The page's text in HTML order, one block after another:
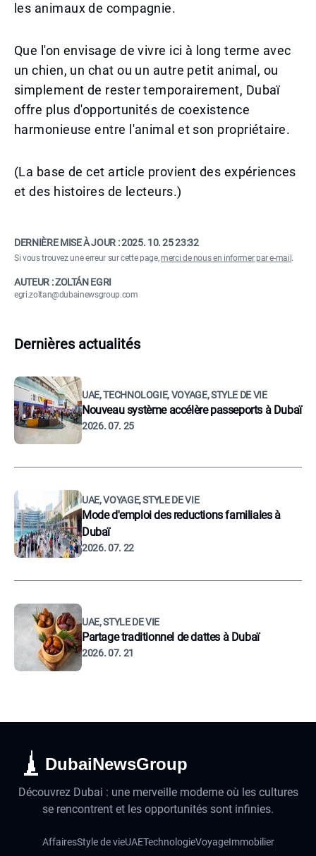
les animaux de compagnie.
Que l'on envisage de vivre ici à long terme avec
un chien, un chat ou un autre petit animal, ou
simplement de rester temporairement, Dubaï
offre plus d'opportunités de coexistence
harmonieuse entre l'animal et son propriétaire.
(La base de cet article provient des expériences
et des histoires de lecteurs.)
DERNIÈRE MISE À JOUR :2025. 10. 25 23:32
Si vous trouvez une erreur sur cette page,merci de nous en informer par e-mail .
AUTEUR : ZOLTÁN EGRI
egri.zoltan@dubainewsgroup.com
Dernières actualités
UAE, TECHNOLOGIE, VOYAGE, STYLE DE VIE
Nouveau système accélère passeports à Dubaï
2026. 07. 25
UAE, VOYAGE, STYLE DE VIE
Mode d'emploi des reductions familiales à
Dubaï
2026. 07. 22
UAE, STYLE DE VIE
Partage traditionnel de dattes à Dubaï
2026. 07. 21
DubaiNewsGroup
Découvrez Dubai : une merveille moderne où les cultures
se rencontrent et les opportunités sont infinies.
AffairesStyle de vieUAETechnologieVoyageImmobilier